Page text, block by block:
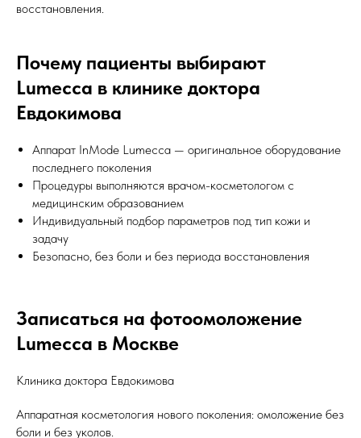
восстановления.
Почему пациенты выбирают
Lumecca в клинике доктора
Евдокимова
Аппарат InMode Lumecca — оригинальное оборудование
последнего поколения
Процедуры выполняются врачом-косметологом с
медицинским образованием
Индивидуальный подбор параметров под тип кожи и
задачу
Безопасно, без боли и без периода восстановления
Записаться на фотоомоложение
Lumecca в Москве
Клиника доктора Евдокимова
Аппаратная косметология нового поколения: омоложение без
боли и без уколов.